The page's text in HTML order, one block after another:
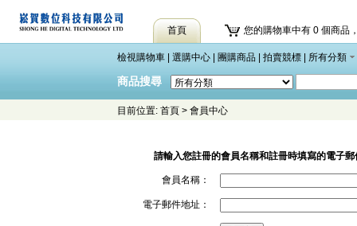
首頁 您的購物車中有 0 個商品
檢視購物車 選購中心 團購商品 拍賣競標 所有分類
商品搜尋
目前位置: 首頁 > 會員中心
請輸入您註冊的會員名稱和註冊時填寫的電子郵
會員名稱：
電子郵件地址：